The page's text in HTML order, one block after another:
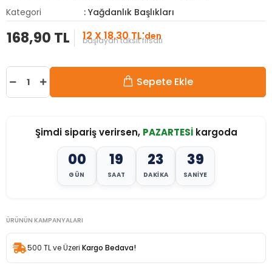
Kategori
: Yağdanlık Başlıkları
168,90 TL 12 X 18,30 TL'den
başlayan taksit fırsatı
Sepete Ekle
Şimdi sipariş verirsen, PAZARTESİkargoda
00
GÜN
19
SAAT
23
DAKIKA
37
SANIYE
ÜRÜNÜN KAMPANYALARI
500 TL ve Üzeri Kargo Bedava!